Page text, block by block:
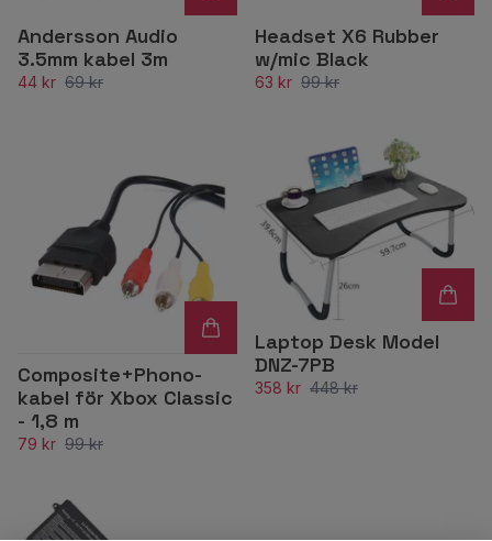
Andersson Audio
3.5mm kabel 3m
44 kr 69 kr
Headset X6 Rubber
w/mic Black
63 kr 99 kr
Composite+Phono-
kabel för Xbox Classic
- 1,8 m
79 kr 99 kr
Laptop Desk Model
DNZ-7PB
358 kr 448 kr